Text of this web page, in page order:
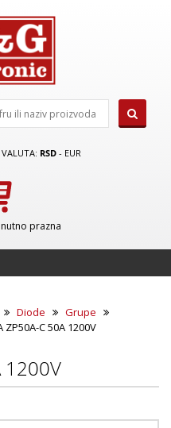
VALUTA: RSD - EUR
prazna
Diode
Grupe
ZP50A-C 50A 1200V
1200V